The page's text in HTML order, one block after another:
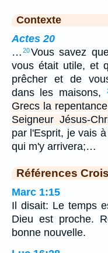
Contexte
Actes 20
… 20Vous savez
vous était utile, et
prêcher et de
dans les maisons,
Grecs la
Seigneur Jésus-
par l'Esprit, je vais
qui m'y arrivera;…
Références
Marc 1:15
Il disait: Le temps
Dieu est proche.
bonne nouvelle.